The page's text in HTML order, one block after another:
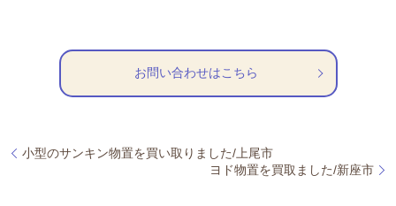
お問い合わせはこちら
小型のサンキン物置を買い取りました/上尾市
ヨド物置を買取ました/新座市